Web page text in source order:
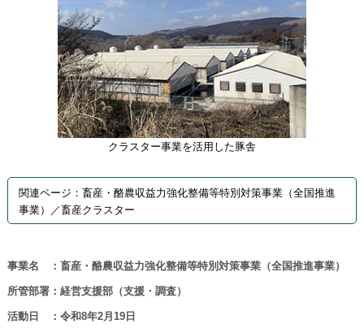
クラスター事業を活用した豚舎
関連ページ：畜産・酪農収益力強化整備等特別対策事業（全国推進
事業）／畜産クラスター
事業名 ：畜産・酪農収益力強化整備等特別対策事業（全国推進事業）
所管部署：経営支援部（支援・調査）
活動日 ：令和8年2月19日